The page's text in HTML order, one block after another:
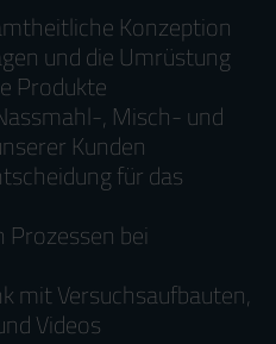
Konzeption
und die Umrüstung
Produkte
, Misch- und
Kunden
für das
bei
mit Versuchsaufbauten,
Videos